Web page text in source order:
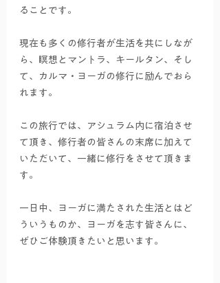
ることです。
現在も多くの修行者が生活を共にしなが
ら、瞑想とマントラ、キールタン、そし
て、カルマ・ヨーガの修行に励んでおら
れます。
この旅行では、アシュラム内に宿泊させ
て頂き、修行者の皆さんの末席に加えて
いただいて、一緒に修行をさせて頂きま
す。
一日中、ヨーガに満たされた生活とはど
ういうものか、ヨーガを志す皆さんに、
ぜひご体験頂きたいと思います。